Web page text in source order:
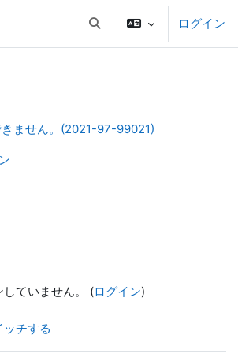
検索入力に切り替えるログイン
ません。(2021-97-99021)
ていません。 (ログイン)
チする